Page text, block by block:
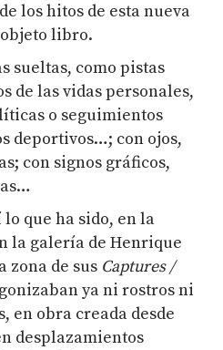
los hitos de esta nueva
libro.
sueltas, como pistas
de las vidas personales,
o seguimientos
deportivos…; con ojos,
con signos gráficos,
que ha sido, en la
la galería de Henrique
zona de sus Captures /
ya ni rostros ni
en obra creada desde
desplazamientos